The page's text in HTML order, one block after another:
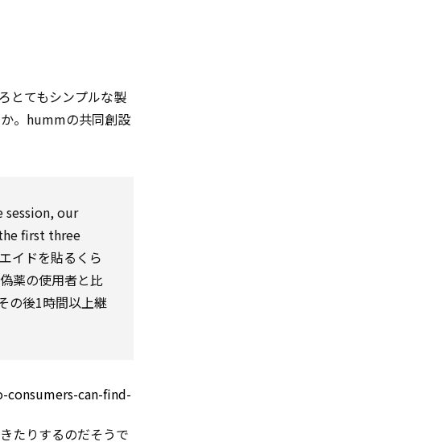
とてもシンプルな製
。hummの共同創設
session, our
first three
イドを貼るくら
薬の使用者と比
の後1時間以上継
can-find-
たりするのだそうで